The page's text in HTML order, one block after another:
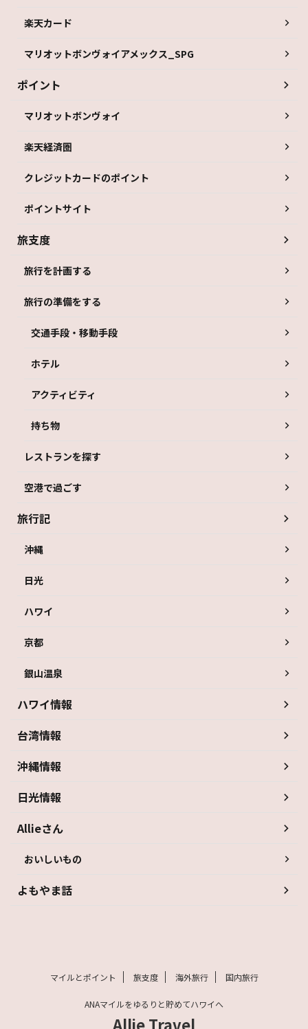
楽天カード
マリオットボンヴォイアメックス_SPG
ポイント
マリオットボンヴォイ
楽天経済圏
クレジットカードのポイント
ポイントサイト
旅支度
旅行を計画する
旅行の準備をする
交通手段・移動手段
ホテル
アクティビティ
持ち物
レストランを探す
空港で過ごす
旅行記
沖縄
日光
ハワイ
京都
銀山温泉
ハワイ情報
台湾情報
沖縄情報
日光情報
Allieさん
おいしいもの
よもやま話
マイルとポイント 旅支度 海外旅行 国内旅行
ANAマイルをゆるりと貯めてハワイへ
Allie Travel